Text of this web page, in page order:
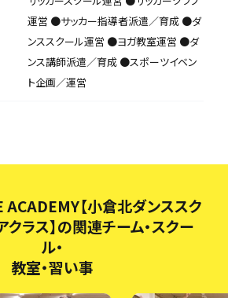
運営 ●サッカー指導者派遣／育成 ●ダ
ンススクール運営 ●ヨガ教室運営 ●ダ
ンス講師派遣／育成 ●スポーツイベン
ト企画／運営
【小倉北ダンススク
ラス】の関連チーム・スクー
ル・
教室・習い事